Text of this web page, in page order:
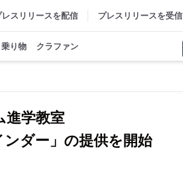
レスリリースを配信 プレスリリースを受信
乗り物 クラファン
進学教室
ダー」の提供を開始